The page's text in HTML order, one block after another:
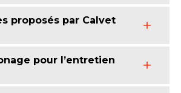
proposés par Calvet
pour l’entretien